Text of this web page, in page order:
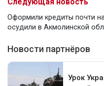
Оформили кредиты почти
осудили в Акмолинской